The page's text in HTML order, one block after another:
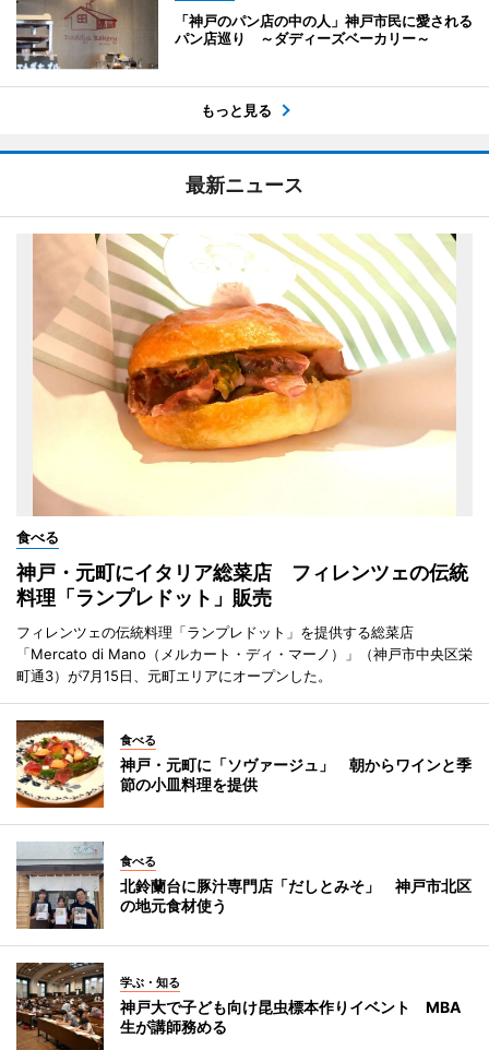
「神戸のパン店の中の人」神戸市民に愛される
パン店巡り ～ダディーズベーカリー～
もっと見る
最新ニュース
食べる
神戸・元町にイタリア総菜店 フィレンツェの伝統
料理「ランプレドット」販売
フィレンツェの伝統料理「ランプレドット」を提供する総菜店
「Mercato di Mano（メルカート・ディ・マーノ）」（神戸市中央区栄
町通3）が7月15日、元町エリアにオープンした。
食べる
神戸・元町に「ソヴァージュ」 朝からワインと季
節の小皿料理を提供
食べる
北鈴蘭台に豚汁専門店「だしとみそ」 神戸市北区
の地元食材使う
学ぶ・知る
神戸大で子ども向け昆虫標本作りイベント MBA
生が講師務める